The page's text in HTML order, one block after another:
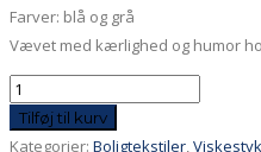
Farver: blå og grå
Vævet med kærlighed og humor
Viskestykke
Pied
Tilføj til kurv
Kategorier: Boligtekstiler